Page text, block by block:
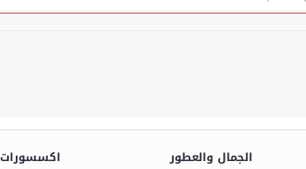
الجمال والعطور
اكسسورات